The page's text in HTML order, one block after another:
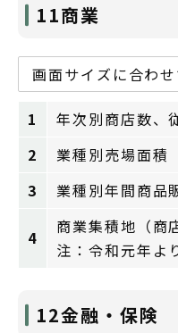
11商業
画面サイズに合わ
1
年次別商店数
2
業種別売場面
3
業種別年間商
4
商業集積地（
注：令和元年よ
12金融・保険